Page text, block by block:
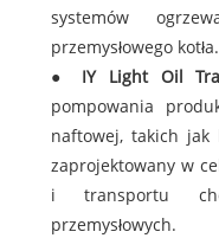
systemów
przemysłowego kotła.
● IY Light Oil
pompowania
naftowej, takich jak
zaprojektowany w
i transportu
przemysłowych.